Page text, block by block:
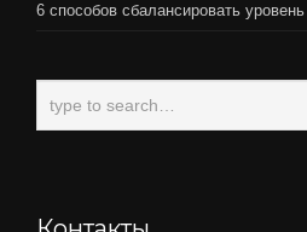
6 способов сбалансировать